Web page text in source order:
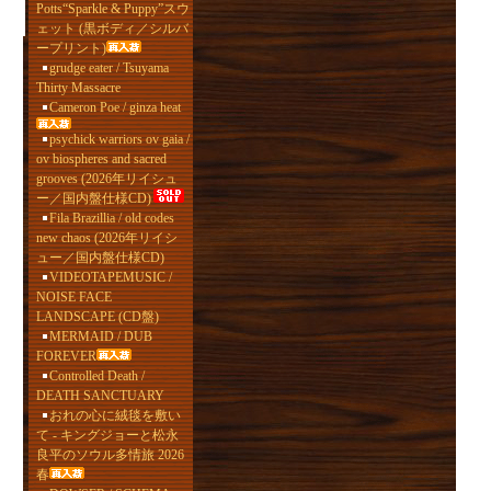
Potts“Sparkle & Puppy”スウ
ェット (黒ボディ／シルバ
ープリント)
grudge eater / Tsuyama
Thirty Massacre
Cameron Poe / ginza heat
psychick warriors ov gaia /
ov biospheres and sacred
grooves (2026年リイシュ
ー／国内盤仕様CD)
Fila Brazillia / old codes
new chaos (2026年リイシ
ュー／国内盤仕様CD)
VIDEOTAPEMUSIC /
NOISE FACE
LANDSCAPE (CD盤)
MERMAID / DUB
FOREVER
Controlled Death /
DEATH SANCTUARY
おれの心に絨毯を敷い
て - キングジョーと松永
良平のソウル多情旅 2026
春